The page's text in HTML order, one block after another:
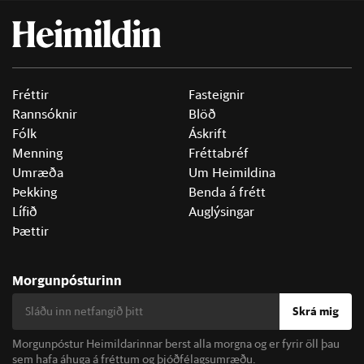
Fréttir
Rannsóknir
Fólk
Menning
Umræða
Þekking
Lífið
Þættir
Fasteignir
Blöð
Áskrift
Fréttabréf
Um Heimildina
Benda á frétt
Auglýsingar
Morgunpósturinn
Skrá mig
Morgunpóstur Heimildarinnar berst alla morgna og er fyrir öll þau
sem hafa áhuga á fréttum og þjóðfélagsumræðu.